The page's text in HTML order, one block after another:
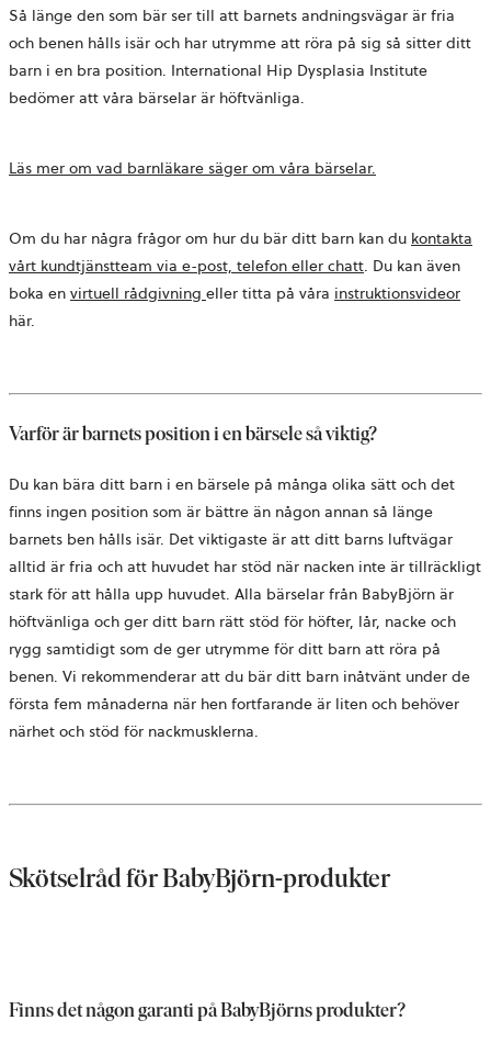
Så länge den som bär ser till att barnets andningsvägar är fria
och benen hålls isär och har utrymme att röra på sig så sitter ditt
barn i en bra position. International Hip Dysplasia Institute
bedömer att våra bärselar är höftvänliga.
Läs mer om vad barnläkare säger om våra bärselar.
Om du har några frågor om hur du bär ditt barn kan du kontakta
vårt kundtjänstteam via e-post, telefon eller chatt. Du kan även
boka en virtuell rådgivning öppnas
flik
eller titta på våra instruktionsvideor
här.
Varför är barnets position i en bärsele så viktig?
Du kan bära ditt barn i en bärsele på många olika sätt och det
finns ingen position som är bättre än någon annan så länge
barnets ben hålls isär. Det viktigaste är att ditt barns luftvägar
alltid är fria och att huvudet har stöd när nacken inte är tillräckligt
stark för att hålla upp huvudet. Alla bärselar från BabyBjörn är
höftvänliga och ger ditt barn rätt stöd för höfter, lår, nacke och
rygg samtidigt som de ger utrymme för ditt barn att röra på
benen. Vi rekommenderar att du bär ditt barn inåtvänt under de
första fem månaderna när hen fortfarande är liten och behöver
närhet och stöd för nackmusklerna.
Skötselråd för BabyBjörn‑produkter
Finns det någon garanti på BabyBjörns produkter?